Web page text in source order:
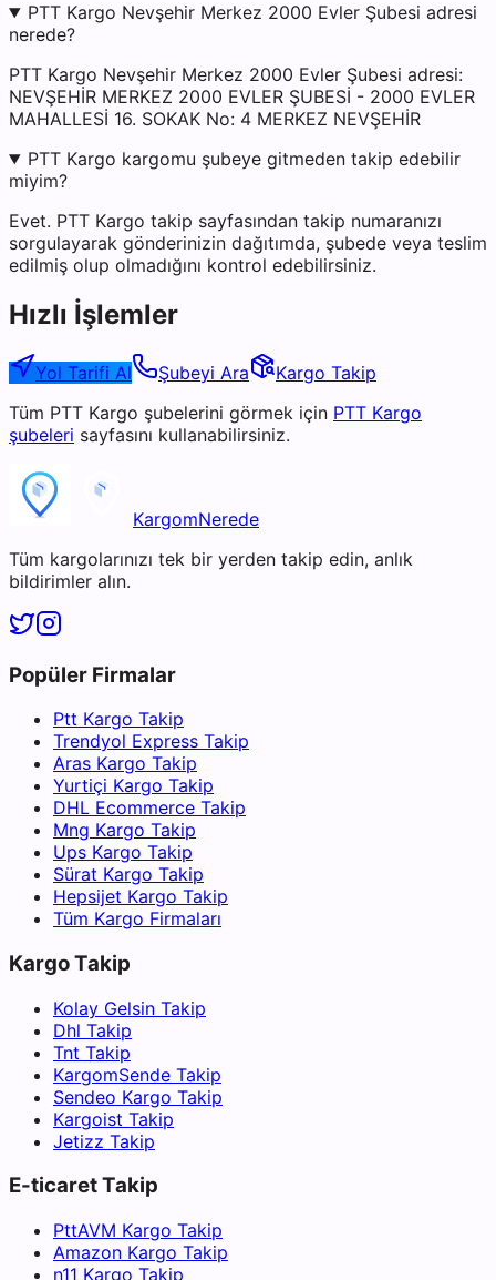
PTT Kargo Nevşehir Merkez 2000 Evler Şubesi adresi
nerede?
PTT Kargo Nevşehir Merkez 2000 Evler Şubesi adresi:
NEVŞEHİR MERKEZ 2000 EVLER ŞUBESİ - 2000 EVLER
MAHALLESİ 16. SOKAK No: 4 MERKEZ NEVŞEHİR
PTT Kargo kargomu şubeye gitmeden takip edebilir
miyim?
Evet. PTT Kargo takip sayfasından takip numaranızı
sorgulayarak gönderinizin dağıtımda, şubede veya teslim
edilmiş olup olmadığını kontrol edebilirsiniz.
Hızlı İşlemler
Yol Tarifi Al Şubeyi Ara
Kargo Takip
Tüm PTT Kargo şubelerini görmek için PTT Kargo
şubeleri sayfasını kullanabilirsiniz.
KargomNerede
Tüm kargolarınızı tek bir yerden takip edin, anlık
bildirimler alın.
Popüler Firmalar
Ptt Kargo Takip
Trendyol Express Takip
Aras Kargo Takip
Yurtiçi Kargo Takip
DHL Ecommerce Takip
Mng Kargo Takip
Ups Kargo Takip
Sürat Kargo Takip
Hepsijet Kargo Takip
Tüm Kargo Firmaları
Kargo Takip
Kolay Gelsin Takip
Dhl Takip
Tnt Takip
KargomSende Takip
Sendeo Kargo Takip
Kargoist Takip
Jetizz Takip
E-ticaret Takip
PttAVM Kargo Takip
Amazon Kargo Takip
n11 Kargo Takip